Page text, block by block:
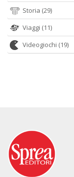
Storia (29)
Viaggi (11)
Videogiochi (19)